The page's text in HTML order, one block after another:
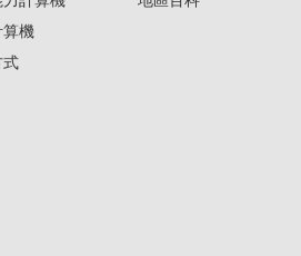
機
式